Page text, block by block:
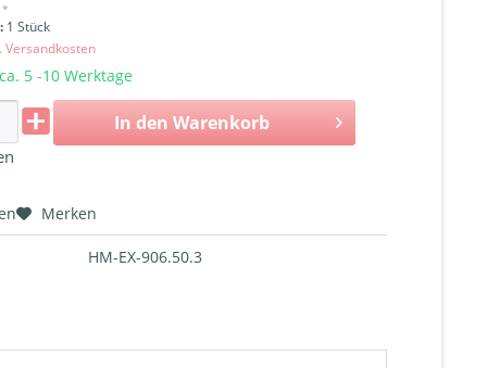
*
1 Stück
Versandkosten
5 -10 Werktage
In den Warenkorb
Merken
HM-EX-906.50.3